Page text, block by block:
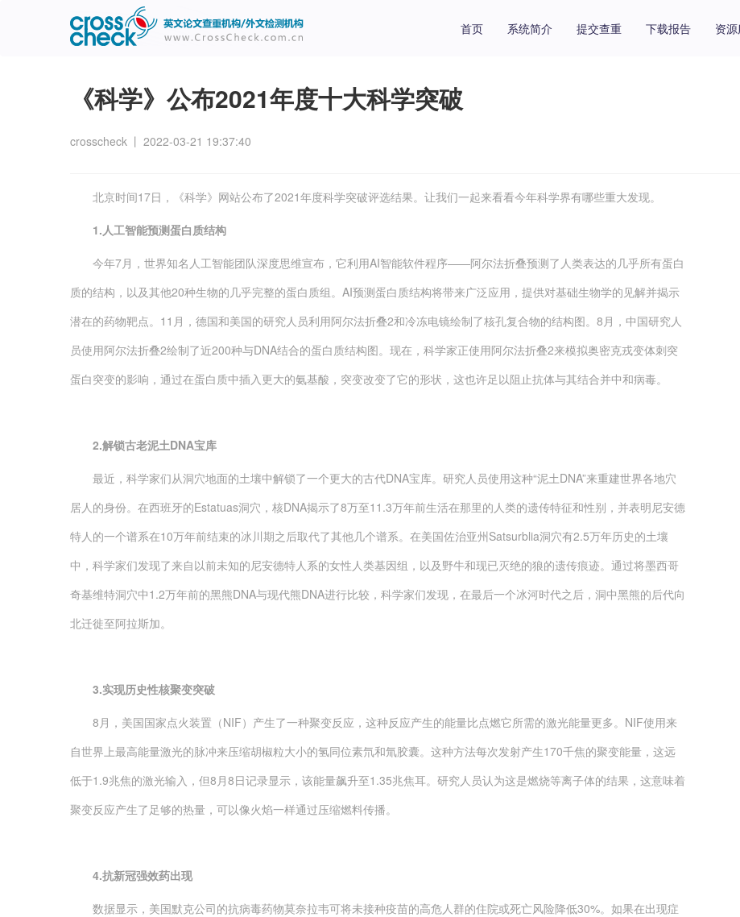
导
航 首页 系统简介 提交查重 下载报告 资
account
menu
《科学》公布2021年度十大科学突破
crosscheck 丨 2022-03-21 19:37:40
北京时间17日，《科学》网站公布了2021年度科学突破评选结果。让我们一起来看看今年科学界有哪些重大发现。
1.人工智能预测蛋白质结构
今年7月，世界知名人工智能团队深度思维宣布，它利用AI智能软件程序——阿尔法折叠预测了人类表达的几乎所有蛋白
质的结构，以及其他20种生物的几乎完整的蛋白质组。AI预测蛋白质结构将带来广泛应用，提供对基础生物学的见解并揭示
潜在的药物靶点。11月，德国和美国的研究人员利用阿尔法折叠2和冷冻电镜绘制了核孔复合物的结构图。8月，中国研究人
员使用阿尔法折叠2绘制了近200种与DNA结合的蛋白质结构图。现在，科学家正使用阿尔法折叠2来模拟奥密克戎变体刺突
蛋白突变的影响，通过在蛋白质中插入更大的氨基酸，突变改变了它的形状，这也许足以阻止抗体与其结合并中和病毒。
2.解锁古老泥土DNA宝库
最近，科学家们从洞穴地面的土壤中解锁了一个更大的古代DNA宝库。研究人员使用这种“泥土DNA”来重建世界各地穴
居人的身份。在西班牙的Estatuas洞穴，核DNA揭示了8万至11.3万年前生活在那里的人类的遗传特征和性别，并表明尼安德
特人的一个谱系在10万年前结束的冰川期之后取代了其他几个谱系。在美国佐治亚州Satsurblia洞穴有2.5万年历史的土壤
中，科学家们发现了来自以前未知的尼安德特人系的女性人类基因组，以及野牛和现已灭绝的狼的遗传痕迹。通过将墨西哥
奇基维特洞穴中1.2万年前的黑熊DNA与现代熊DNA进行比较，科学家们发现，在最后一个冰河时代之后，洞中黑熊的后代向
北迁徙至阿拉斯加。
3.实现历史性核聚变突破
8月，美国国家点火装置（NIF）产生了一种聚变反应，这种反应产生的能量比点燃它所需的激光能量更多。NIF使用来
自世界上最高能量激光的脉冲来压缩胡椒粒大小的氢同位素氘和氚胶囊。这种方法每次发射产生170千焦的聚变能量，这远
低于1.9兆焦的激光输入，但8月8日记录显示，该能量飙升至1.35兆焦耳。研究人员认为这是燃烧等离子体的结果，这意味着
聚变反应产生了足够的热量，可以像火焰一样通过压缩燃料传播。
4.抗新冠强效药出现
数据显示，美国默克公司的抗病毒药物莫奈拉韦可将未接种疫苗的高危人群的住院或死亡风险降低30%。如果在出现症